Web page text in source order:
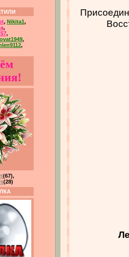
, Nikita1,
,
,
,
,
(67),
(28)